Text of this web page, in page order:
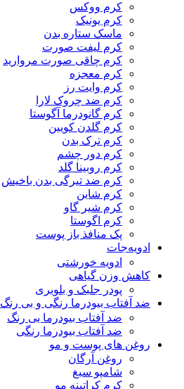
کرم ووکس
کرم یونیک
ماسک ستاره بدن
کرم لیفت صورت
کرم چاقی صورت مروارید
کرم معجزه
کرم وایت رز
کرم ضد چروک لارا
کرم گانودرما آگوستا
کرم گلدن کویین
کرم ترک بدن
کرم دور چشم
کرم روبینا گلد
کرم ضد تیرگی بدن باخیش
کرم شاین
کرم شیر گاو
کرم اگوستا
پک منافذ باز پوست
ادویه‌جات
ادویه خورشتی
کاهش وزن گیاهی
پودر جلبک و بلوبری
ضد آفتاب بیودرما رنگی و بی رنگ
ضد آفتاب بیودرما بی رنگ
ضد آفتاب بیودرما رنگی
روغن های پوست و مو
روغن آرگان
شامپو سبغ
کرم کراتینه مو